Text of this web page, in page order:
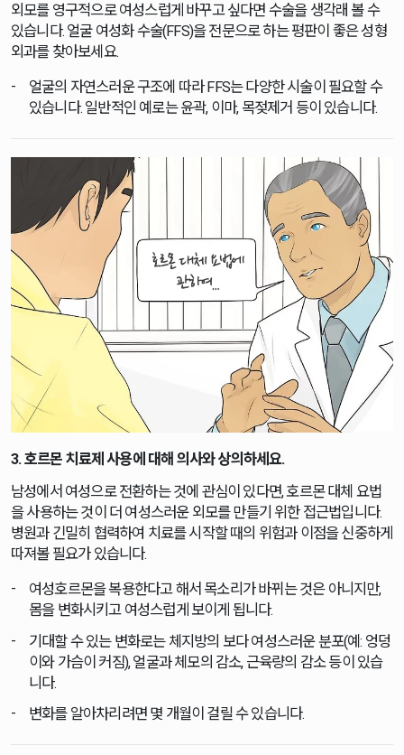
외모를 영구적으로 여성스럽게 바꾸고 싶다면 수술을 생각래 볼 수
있습니다. 얼굴 여성화 수술(FFS)을 전문으로 하는 평판이 좋은 성형
외과를 찾아보세요.
얼굴의 자연스러운 구조에 따라 FFS는 다양한 시술이 필요할 수
있습니다. 일반적인 예로는 윤곽, 이마, 목젖제거 등이 있습니다.
3. 호르몬 치료제 사용에 대해 의사와 상의하세요.
남성에서 여성으로 전환하는 것에 관심이 있다면, 호르몬 대체 요법
을 사용하는 것이 더 여성스러운 외모를 만들기 위한 접근법입니다.
병원과 긴밀히 협력하여 치료를 시작할 때의 위험과 이점을 신중하게
따져볼 필요가 있습니다.
여성호르몬을 복용한다고 해서 목소리가 바뀌는 것은 아니지만,
몸을 변화시키고 여성스럽게 보이게 됩니다.
기대할 수 있는 변화로는 체지방의 보다 여성스러운 분포(예: 엉덩
이와 가슴이 커짐), 얼굴과 체모의 감소, 근육량의 감소 등이 있습
니다.
변화를 알아차리려면 몇 개월이 걸릴 수 있습니다.